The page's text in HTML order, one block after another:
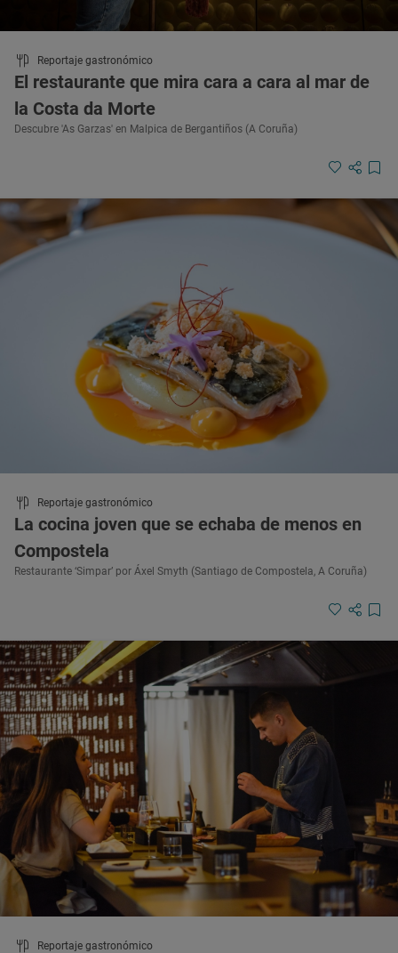
Reportaje gastronómico
El restaurante que mira cara a cara al mar de
la Costa da Morte
Descubre 'As Garzas' en Malpica de Bergantiños (A Coruña)
Reportaje gastronómico
La cocina joven que se echaba de menos en
Compostela
Restaurante ‘Simpar’ por Áxel Smyth (Santiago de Compostela, A Coruña)
Reportaje gastronómico